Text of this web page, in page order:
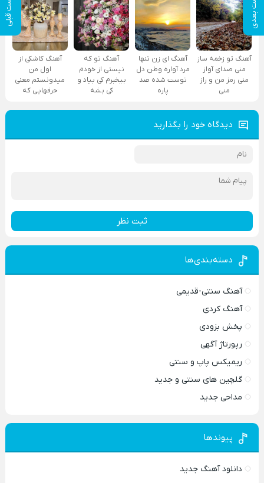
پست بعدی پست قبلی
آهنگ تو زخمه ساز
منی صدای آواز
منی رمز من و راز
منی
آهنگ ای زن تنها
مرد آواره وطن دل
توست شده صد
پاره
آهنگ تو که
نیستی از خودم
بیخبرم کی بیاد و
کی بشه
آهنگ کاشکی از
اول من
میدونستم معنی
حرفهایی که
دیدگاه خود را بگذارید
ثبت نظر
دسته‌بندی‌ها
آهنگ سنتی-قدیمی
آهنگ کردی
پخش بزودی
رپورتاژ آگهی
ریمیکس پاپ و سنتی
گلچین های سنتی و جدید
مداحی جدید
پیوندها
دانلود آهنگ جدید